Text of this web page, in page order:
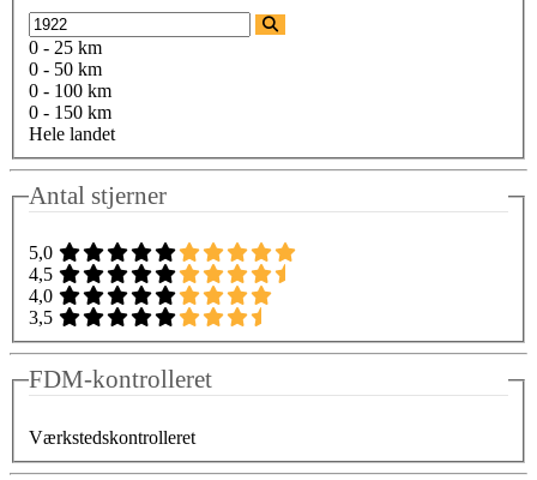
0 - 25 km
0 - 50 km
0 - 100 km
0 - 150 km
Hele landet
Antal stjerner
5,0
4,5
4,0
3,5
FDM-kontrolleret
Værkstedskontrolleret